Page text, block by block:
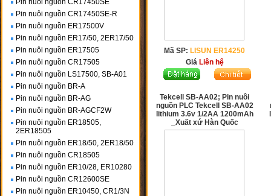
Pin nuôi nguồn CR17450SE
Pin nuôi nguồn CR17450SE-R
Pin nuôi nguồn ER17500V
Pin nuôi nguồn ER17/50, 2ER17/50
Pin nuôi nguồn ER17505
Pin nuôi nguồn CR17505
Pin nuôi nguồn LS17500, SB-A01
Pin nuôi nguồn BR-A
Pin nuôi nguồn BR-AG
Pin nuôi nguồn BR-AGCF2W
Pin nuôi nguồn ER18505,
2ER18505
Pin nuôi nguồn ER18/50, 2ER18/50
Pin nuôi nguồn CR18505
Pin nuôi nguồn ER10/28, ER10280
Pin nuôi nguồn CR12600SE
Pin nuôi nguồn ER10450, CR1/3N
Mã SP: LISUN ER14250
Giá Liên hệ
Tekcell SB-AA02; Pin nuôi
nguồn PLC Tekcell SB-AA02
lithium 3.6v 1/2AA 1200mAh
_Xuất xứ Hàn Quốc